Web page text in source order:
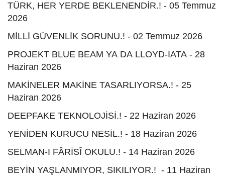
TÜRK, HER YERDE BEKLENENDİR.! - 05 Temmuz
2026
MİLLİ GÜVENLİK SORUNU.! - 02 Temmuz 2026
PROJEKT BLUE BEAM YA DA LLOYD-IATA - 28
Haziran 2026
MAKİNELER MAKİNE TASARLIYORSA.! - 25
Haziran 2026
DEEPFAKE TEKNOLOJİSİ.! - 22 Haziran 2026
YENİDEN KURUCU NESİL.! - 18 Haziran 2026
SELMAN-I FÂRİSÎ OKULU.! - 14 Haziran 2026
BEYİN YAŞLANMIYOR, SIKILIYOR.! - 11 Haziran